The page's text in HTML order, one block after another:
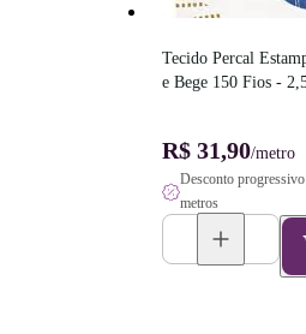
Tecido Percal
e Bege 150 Fios -
R$ 31,90/metro
Desconto
metros